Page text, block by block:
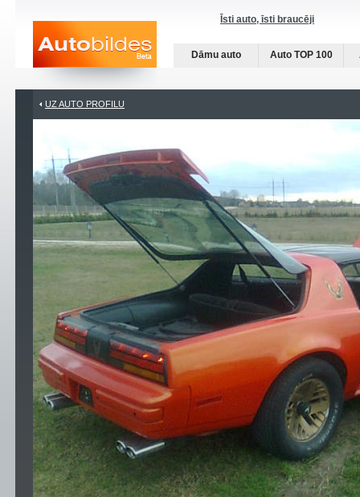
Īsti auto, īsti braucēji
Dāmu auto Auto TOP 100
UZ AUTO PROFILU